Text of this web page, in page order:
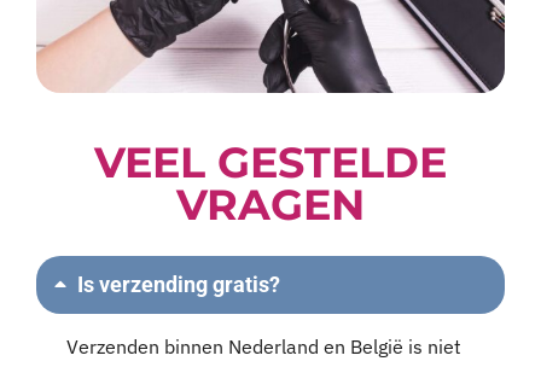
VEEL GESTELDE
VRAGEN
Is verzending gratis?
Verzenden binnen Nederland en België is niet